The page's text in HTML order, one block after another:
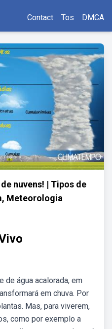
Contact Tos DMCA
nuvens! | Tipos de
Meteorologia
de água acalorada, em
em chuva. Por
Mas, para viverem,
como por exemplo a